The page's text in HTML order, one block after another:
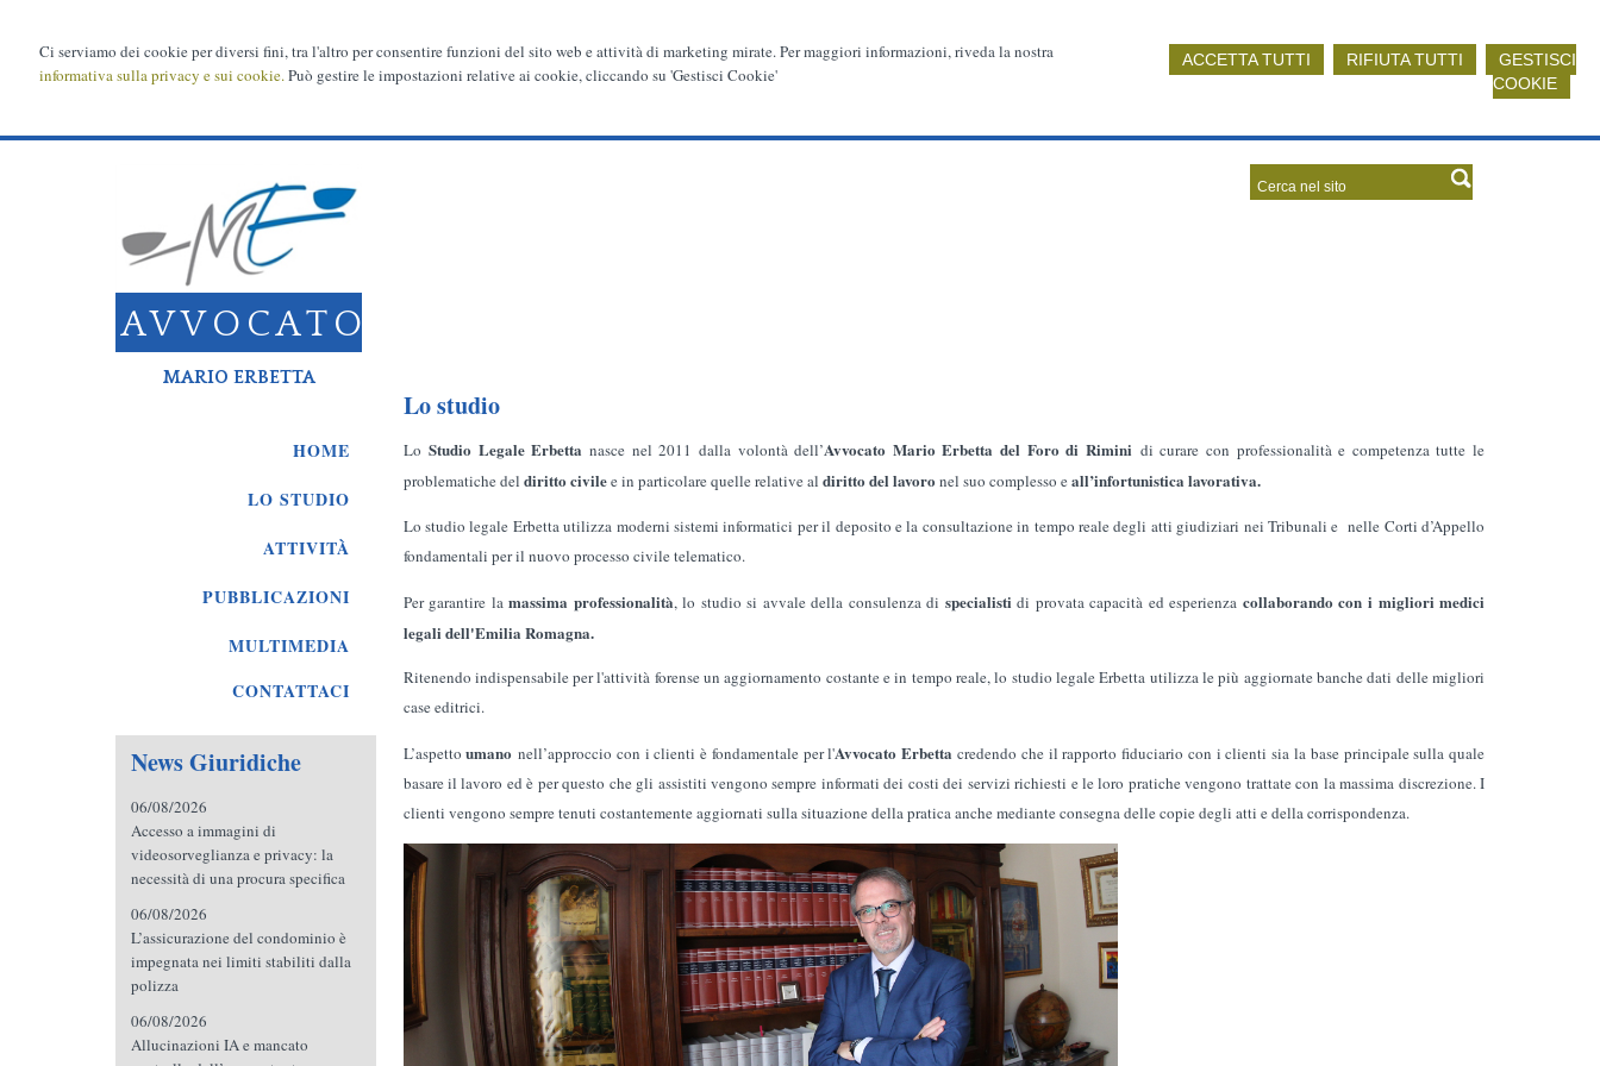
Ci serviamo dei cookie per diversi fini, tra l'altro per consentire funzioni del sito web e attività di marketing mirate. Per maggiori informazioni, riveda la nostra
informativa sulla privacy e sui cookie.Può gestire le impostazioni relative ai cookie, cliccando su 'Gestisci Cookie'
ACCETTA TUTTI RIFIUTA TUTTI
GESTISCI
COOKIE
AVVOCATO
MARIO ERBETTA
HOME
LO STUDIO
ATTIVITÀ
PUBBLICAZIONI
MULTIMEDIA
CONTATTACI
Lo studio
LoStudio Legale Erbettanasce nel 2011 dalla volontà dell’Avvocato Mario Erbetta del Foro di Rimini di curare con professionalità e competenza tutte le
problematiche del diritto civilee in particolare quelle relative al diritto del lavoro nel suo complesso eall’infortunistica lavorativa.
Lo studio legale Erbetta utilizza moderni sistemi informatici per il deposito e la consultazione in tempo reale degli atti giudiziari nei Tribunali e nelle Corti d’Appello
fondamentali per il nuovo processo civile telematico.
Per garantire lamassima professionalità, lo studio si avvale della consulenza di specialistidi provata capacità ed esperienza collaborando con i migliori medici
legali dell'Emilia Romagna.
Ritenendo indispensabile per l'attività forense un aggiornamento costante e in tempo reale, lo studio legale Erbetta utilizza le più aggiornate banche dati delle migliori
case editrici.
L’aspettoumanonell’approccio con i clienti è fondamentale per l'Avvocato Erbetta credendo che il rapporto fiduciario con i clienti sia la base principale sulla quale
basare il lavoro ed è per questo che gli assistiti vengono sempre informati dei costi dei servizi richiesti e le loro pratiche vengono trattate con la massima discrezione. I
clienti vengono sempre tenuti costantemente aggiornati sulla situazione della pratica anche mediante consegna delle copie degli atti e della corrispondenza.
News Giuridiche
06/08/2026
Accesso a immagini di
videosorveglianza e privacy: la
necessità di una procura specifica
06/08/2026
L’assicurazione del condominio è
impegnata nei limiti stabiliti dalla
polizza
06/08/2026
Allucinazioni IA e mancato